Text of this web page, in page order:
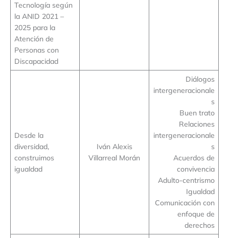
Tecnología según
la ANID 2021 –
2025 para la
Atención de
Personas con
Discapacidad
Desde la
diversidad,
construimos
igualdad
Iván Alexis
Villarreal Morán
Diálogos
intergeneracionale
s
Buen trato
Relaciones
intergeneracionale
s
Acuerdos de
convivencia
Adulto-centrismo
Igualdad
Comunicación con
enfoque de
derechos